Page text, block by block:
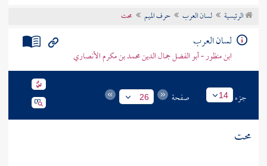
تراجم الأعلام
الرئيسية لسان العرب حرف الميم محت
لسان العرب
ابن منظور - أبو الفضل جمال الدين محمد بن مكرم الأنصاري
جزء 14 صفحة 26
محت